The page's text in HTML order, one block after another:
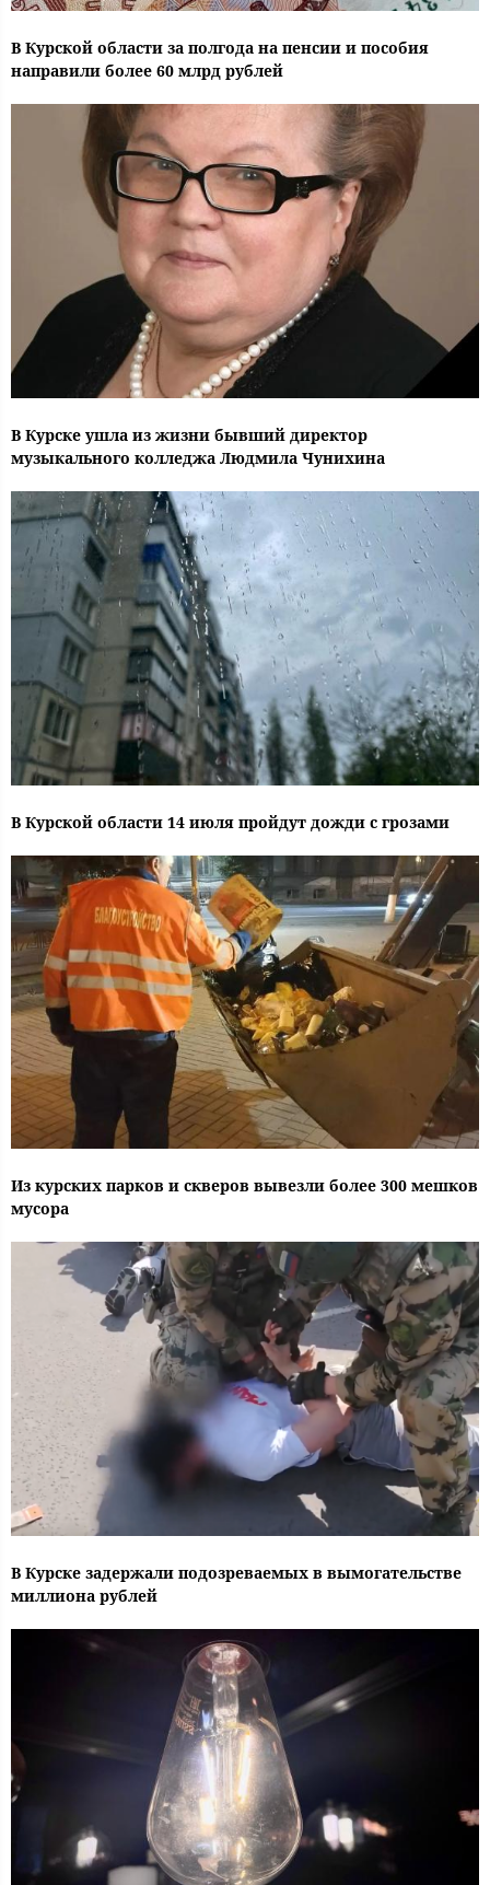
В Курской области за полгода на пенсии и пособия
направили более 60 млрд рублей
В Курске ушла из жизни бывший директор
музыкального колледжа Людмила Чунихина
В Курской области 14 июля пройдут дожди с грозами
Из курских парков и скверов вывезли более 300 мешков
мусора
В Курске задержали подозреваемых в вымогательстве
миллиона рублей